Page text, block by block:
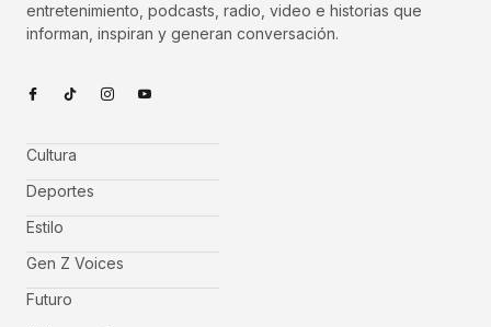
entretenimiento, podcasts, radio, video e historias que
informan, inspiran y generan conversación.
Cultura
Deportes
Estilo
Gen Z Voices
Futuro